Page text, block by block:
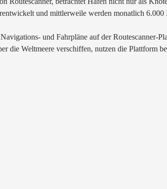
und mittlerweile werden monatlich 6.000
und Fahrpläne auf der
die Weltmeere verschiffen, nutzen die Plattform